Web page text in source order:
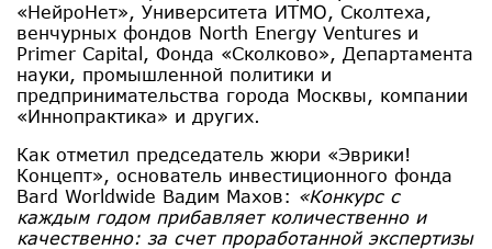
«НейроНет», Университета ИТМО, Сколтеха,
венчурных фондов North Energy Ventures и
Primer Capital, Фонда «Сколково», Департамента
науки, промышленной политики и
предпринимательства города Москвы, компании
«Иннопрактика» и других.
Как отметил председатель жюри «Эврики!
Концепт», основатель инвестиционного фонда
Bard Worldwide Вадим Махов: «Конкурс с
каждым годом прибавляет количественно и
качественно: за счет проработанной экспертизы